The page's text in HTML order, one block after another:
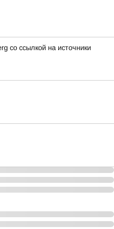
со ссылкой на источники